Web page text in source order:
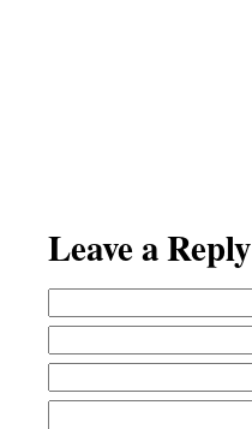
Leave a Reply